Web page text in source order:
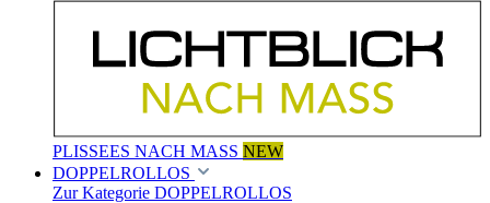
PLISSEES NACH MASS NEW
DOPPELROLLOS
Zur Kategorie DOPPELROLLOS